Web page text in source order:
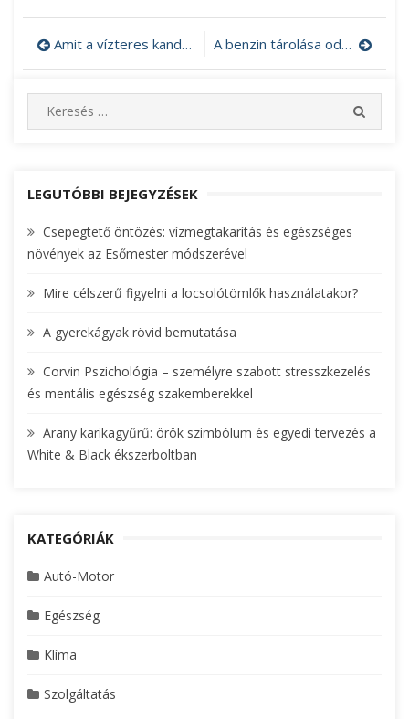
Bejegyzés
navigáció
Amit a vízteres kandallóbetétről tudni tanácsos A benzin tárolása odafigyelést igényel
e
c
f
o
:
E
LEGUTÓBBI BEJEGYZÉSEK
Csepegtető öntözés: vízmegtakarítás és egészséges
növények az Esőmester módszerével
Mire célszerű figyelni a locsolótömlők használatakor?
A gyerekágyak rövid bemutatása
Corvin Pszichológia – személyre szabott stresszkezelés
és mentális egészség szakemberekkel
Arany karikagyűrű: örök szimbólum és egyedi tervezés a
White & Black ékszerboltban
KATEGÓRIÁK
Autó-Motor
Egészség
Klíma
Szolgáltatás